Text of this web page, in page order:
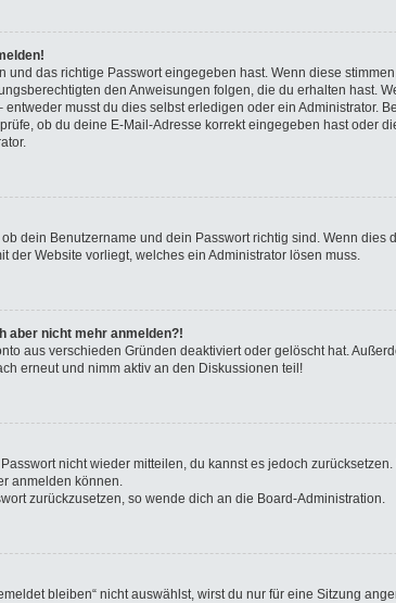
und das richtige Passwort eingegeben hast. Wenn diese
den Anweisungen folgen, die du erhalten hast.
musst du dies selbst erledigen oder ein Administrator.
ob du deine E-Mail-Adresse korrekt eingegeben hast oder
dein Benutzername und dein Passwort richtig sind. Wenn
Website vorliegt, welches ein Administrator lösen muss.
aber nicht mehr anmelden?!
aus verschieden Gründen deaktiviert oder gelöscht hat.
erneut und nimm aktiv an den Diskussionen teil!
nicht wieder mitteilen, du kannst es jedoch
anmelden können.
zurückzusetzen, so wende dich an die Board-Administration.
bleiben“ nicht auswählst, wirst du nur für eine Sitzung